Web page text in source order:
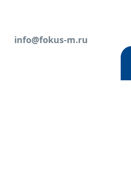
info@fokus-m.ru